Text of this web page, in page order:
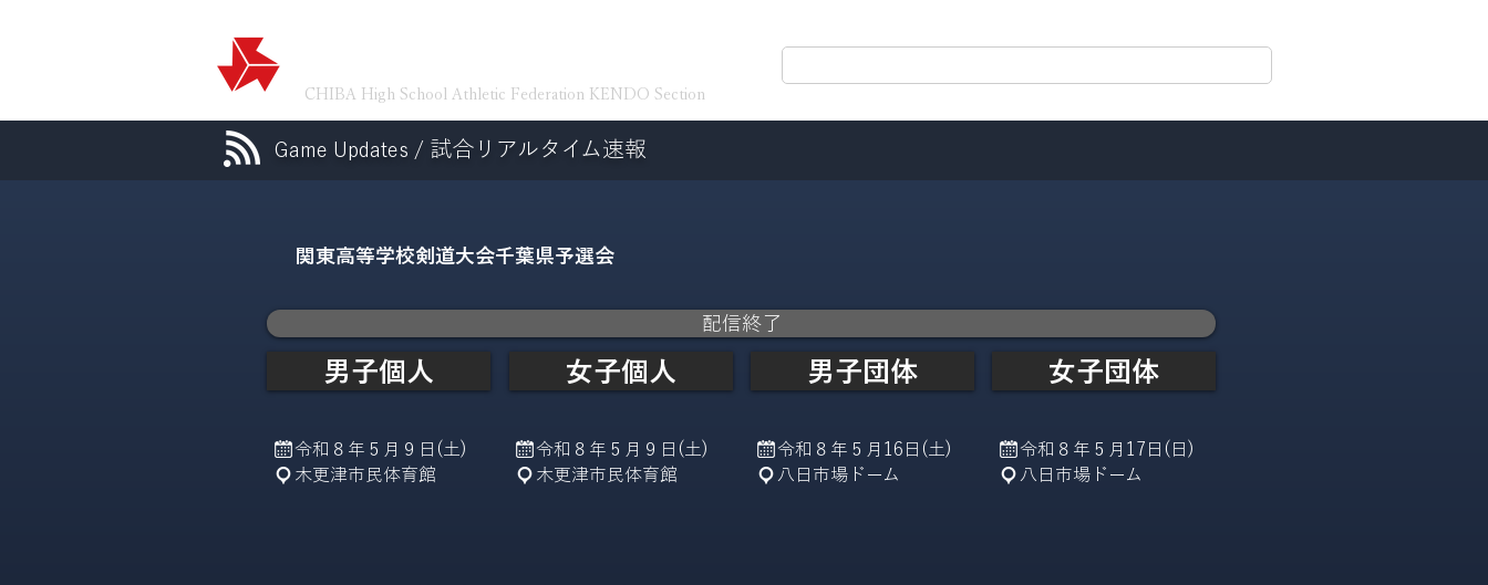
CHIBA High School Athletic Federation KENDO Section
Game Updates / 試合リアルタイム速報
関東高等学校剣道大会千葉県予選会
配信終了
男子個人
令和８年５月９日(土)
木更津市民体育館
女子個人
令和８年５月９日(土)
木更津市民体育館
男子団体
令和８年５月16日(土)
八日市場ドーム
女子団体
令和８年５月17日( 日 )
八日市場ドーム